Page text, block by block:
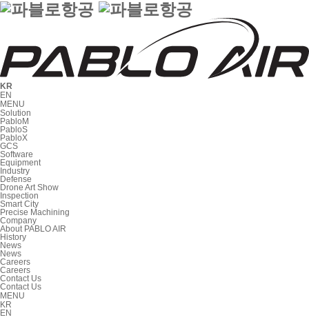
KR
EN
MENU
Solution
PabloM
PabloS
PabloX
GCS
Software
Equipment
Industry
Defense
Drone Art Show
Inspection
Smart City
Precise Machining
Company
About PABLO AIR
History
News
News
Careers
Careers
Contact Us
Contact Us
MENU
KR
EN